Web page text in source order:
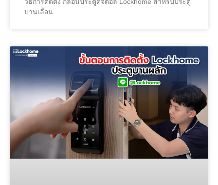
บานเลื่อน